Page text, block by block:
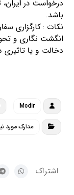
درخواست در
باشد.
نکات : کارگزاری
انگشت نگاری و
دخالت و یا تاثیری
Modir
مدارک مورد